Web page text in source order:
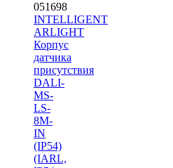
051698
INTELLIGENT
ARLIGHT
Корпус
датчика
присутствия
DALI-
MS-
LS-
8M-
IN
(IP54)
(IARL,